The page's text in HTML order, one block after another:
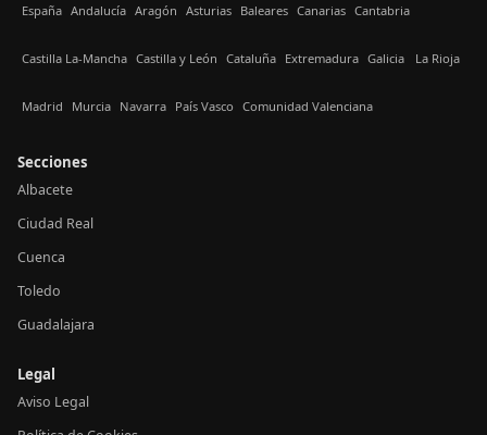
España Andalucía Aragón Asturias Baleares Canarias Cantabria
Castilla La-Mancha Castilla y León Cataluña Extremadura Galicia La Rioja
Madrid Murcia Navarra País Vasco Comunidad Valenciana
Secciones
Albacete
Ciudad Real
Cuenca
Toledo
Guadalajara
Legal
Aviso Legal